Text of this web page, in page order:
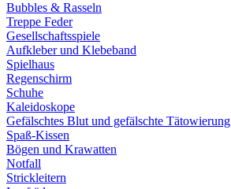
Bubbles & Rasseln
Treppe Feder
Gesellschaftsspiele
Aufkleber und Klebeband
Spielhaus
Regenschirm
Schuhe
Kaleidoskope
Gefälschtes Blut und gefälschte Tätowierung
Spaß-Kissen
Bögen und Krawatten
Notfall
Strickleitern